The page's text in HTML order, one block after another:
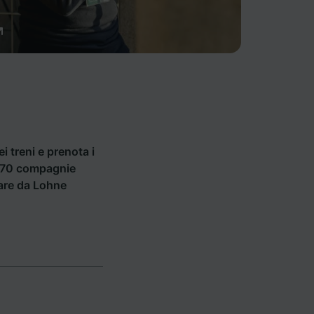
treni e prenota i
compagnie
da Lohne